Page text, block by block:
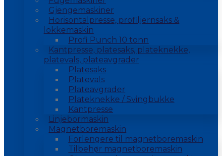
Gjengemaskiner
Horisontalpresse, profiljernsaks &
lokkemaskin
Profi Punch 10 tonn
Kantpresse, platesaks, plateknekke,
platevals, plateavgrader
Platesaks
Platevals
Plateavgrader
Plateknekke / Svingbukke
Kantpresse
Linjebormaskin
Magnetboremaskin
Forlengere til magnetboremaskin
Tilbehør magnetboremaskin